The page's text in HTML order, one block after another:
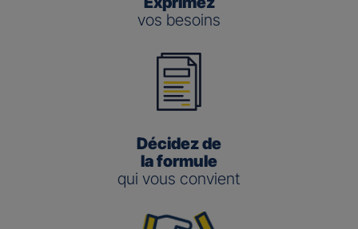
vos besoins
Décidez de
la formule
qui vous convient